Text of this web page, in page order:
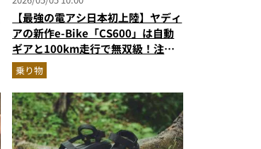
【最強の電アシ日本初上陸】ヤディ
アの新作e-Bike「CS600」は自動
ギアと100km走行で無双級！注油
不要のドライブベルト採用
乗り物